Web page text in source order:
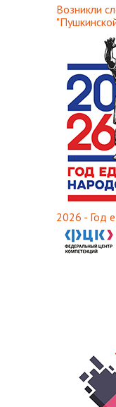
Возникли
2026 - Год